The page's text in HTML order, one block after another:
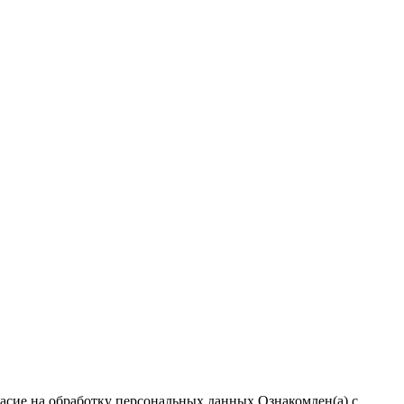
на обработку персональных данных Ознакомлен(а) с